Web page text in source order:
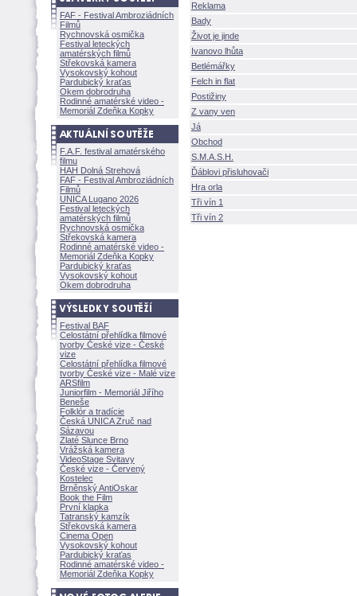
FAF - Festival Ambroziádních
Filmů
Rychnovská osmička
Festival leteckých
amatérských filmů
Střekovská kamera
Vysokovský kohout
Pardubický kraťas
Okem dobrodruha
Rodinné amatérské video -
Memoriál Zdeňka Kopky
F.A.F. festival amatérského
filmu
HAH Dolná Strehov
FAF - Festival Ambroziádních
Filmů
UNICA Lugano 2026
Festival leteckých
amatérských filmů
Rychnovská osmička
Střekovská kamera
Rodinné amatérské video -
Memoriál Zdeňka Kopky
Pardubický kraťas
Vysokovský kohout
Okem dobrodruha
Festival BAF
Celostátní přehlídka filmové
tvorby České vize - České
vize
Celostátní přehlídka filmové
tvorby České vize - Malé vize
ARSfilm
Juniorfilm - Memoriál Jiřího
Beneše
Folklór a tradície
Česká UNICA Zruč nad
Sázavou
Zlaté Slunce Brno
Vrážská kamera
VideoStage Svitavy
České vize - Červený
Kostelec
Brněnský AntiOskar
Book the Film
První klapka
Tatranský kamzík
Střekovská kamera
Cinema Open
Vysokovský kohout
Pardubický kraťas
Rodinné amatérské video -
Memoriál Zdeňka Kopky
Reklama
Bady
ivot je jinde
Ivanovo lhůta
Betlémářky
Felch in flat
Postižiny
Z vany ven
J
Obchod
S.M.A.S.H.
Ďáblovi přisluhovači
Hra orla
Tři vín 1
Tři vín 2